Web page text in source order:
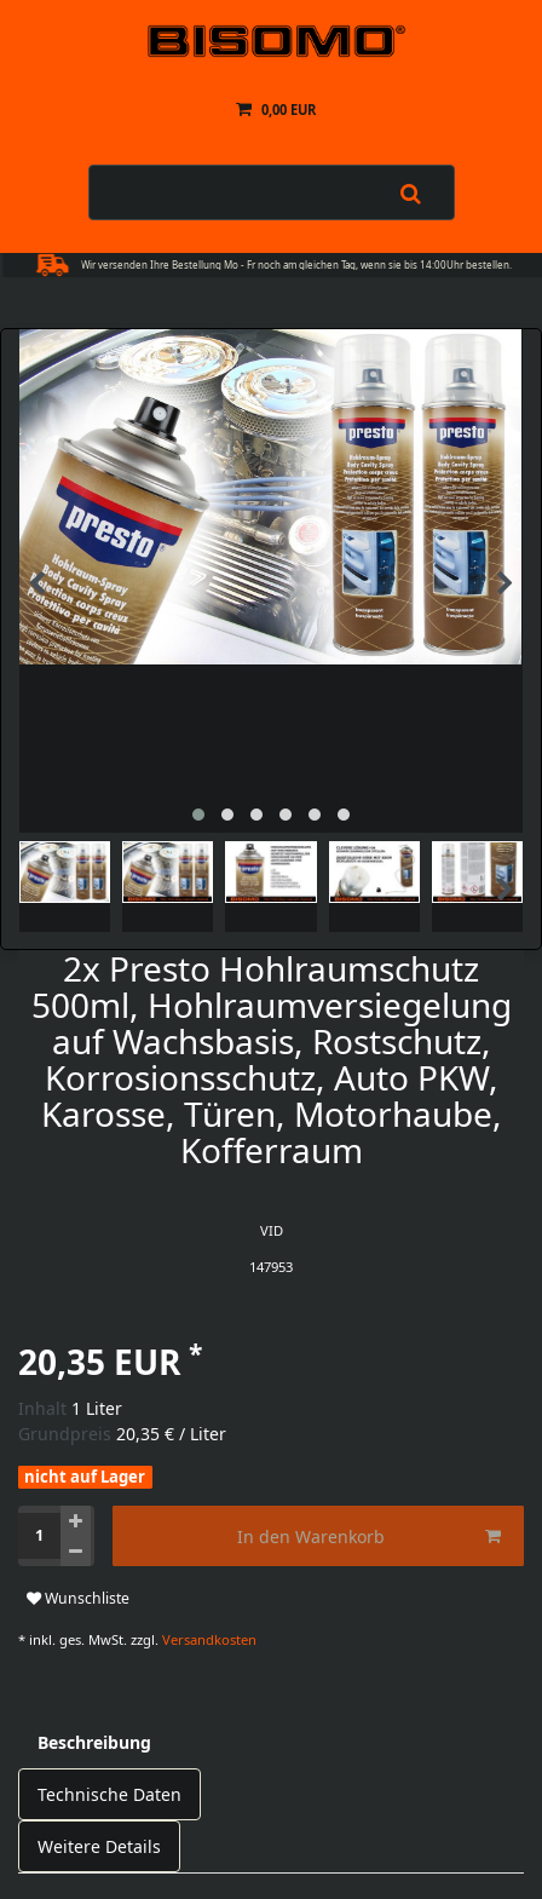
0,00 EUR
Wir versenden Ihre Bestellung Mo - Fr noch am gleichen Tag, wenn sie bis 14:00Uhr bestellen.
2x Presto Hohlraumschutz
500ml, Hohlraumversiegelung
auf Wachsbasis, Rostschutz,
Korrosionsschutz, Auto PKW,
Karosse, Türen, Motorhaube,
Kofferraum
VID
147953
20,35 EUR *
Inhalt 1 Liter
Grundpreis 20,35 € / Liter
nicht auf Lager
In den Warenkorb
Wunschliste
* inkl. ges. MwSt. zzgl. Versandkosten
Beschreibung
Technische Daten
Weitere Details